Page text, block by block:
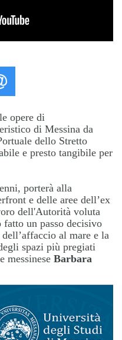
opere di
di Messina da
dello Stretto
e presto tangibile per
porterà alla
e delle aree dell’ex
dell'Autorità voluta
un passo decisivo
al mare e la
spazi più pregiati
messinese Barbara